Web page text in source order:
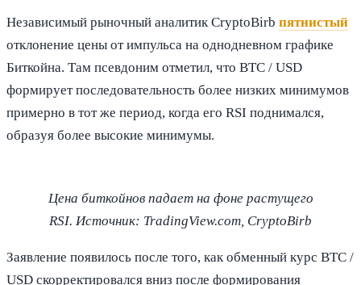
Независимый рыночный аналитик CryptoBirb пятнистый
отклонение цены от импульса на однодневном графике
Биткойна. Там псевдоним отметил, что BTC / USD
формирует последовательность более низких минимумов
примерно в тот же период, когда его RSI поднимался,
образуя более высокие минимумы.
Цена биткойнов падает на фоне растущего
RSI. Источник: TradingView.com, CryptoBirb
Заявление появилось после того, как обменный курс BTC /
USD скорректировался вниз после формирования